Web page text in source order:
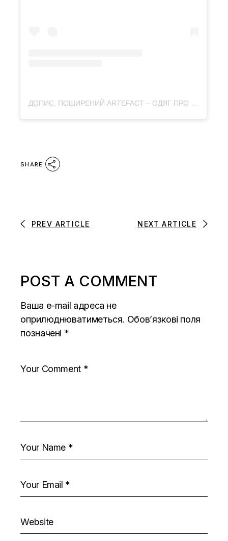
SHARE
PREV ARTICLE NEXT ARTICLE
POST A COMMENT
Ваша e-mail адреса не
оприлюднюватиметься. Обов’язкові поля
позначені *